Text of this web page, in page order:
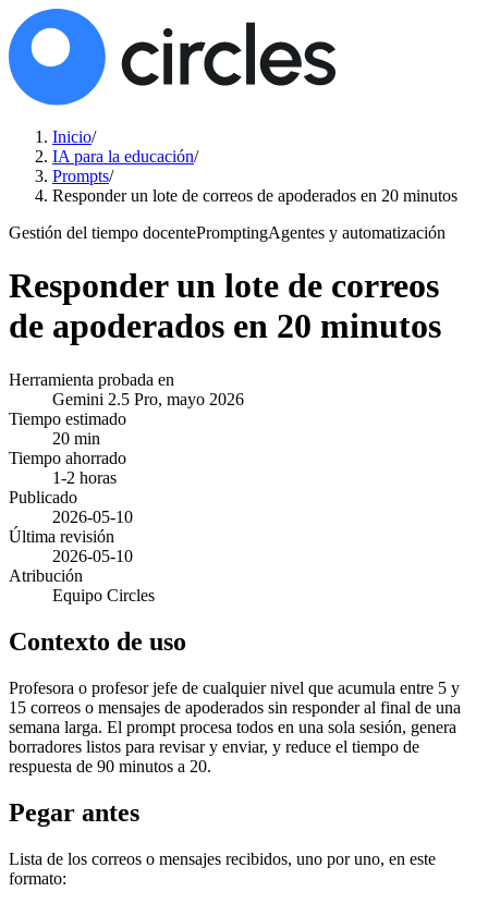
Inicio/
IA para la educación/
Prompts/
Responder un lote de correos de apoderados en 20 minutos
Gestión del tiempo docentePromptingAgentes y automatización
Responder un lote de correos
de apoderados en 20 minutos
Herramienta probada en
Gemini 2.5 Pro, mayo 2026
Tiempo estimado
20 min
Tiempo ahorrado
1-2 horas
Publicado
2026-05-10
Última revisión
2026-05-10
Atribución
Equipo Circles
Contexto de uso
Profesora o profesor jefe de cualquier nivel que acumula entre 5 y
15 correos o mensajes de apoderados sin responder al final de una
semana larga. El prompt procesa todos en una sola sesión, genera
borradores listos para revisar y enviar, y reduce el tiempo de
respuesta de 90 minutos a 20.
Pegar antes
Lista de los correos o mensajes recibidos, uno por uno, en este
formato: